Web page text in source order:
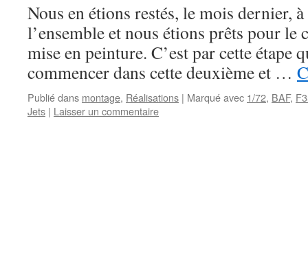
Nous en étions restés, le mois dernier,
l’ensemble et nous étions prêts pour le
mise en peinture. C’est par cette étape
commencer dans cette deuxième et …
Publié dans montage, Réalisations | Marqué avec 1/72, BAF,
Jets | Laisser un commentaire